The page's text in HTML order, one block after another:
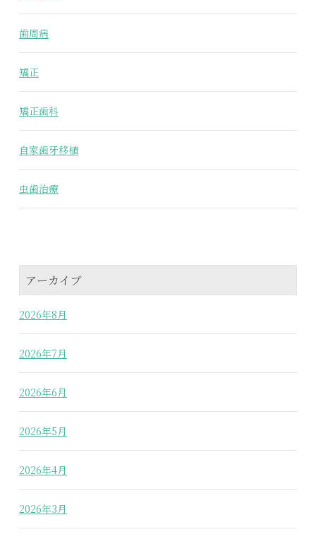
歯周病
矯正
矯正歯科
自家歯牙移植
虫歯治療
アーカイブ
2026年8月
2026年7月
2026年6月
2026年5月
2026年4月
2026年3月